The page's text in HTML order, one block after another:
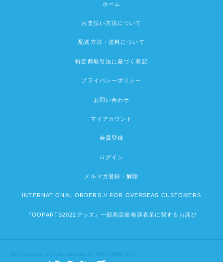
ホーム
お支払い方法について
配送方法・送料について
特定商取引法に基づく表記
プライバシーポリシー
お問い合わせ
マイアカウント
会員登録
ログイン
メルマガ登録・解除
INTERNATIONAL ORDERS // FOR OVERSEAS CUSTOMERS
『OOPARTS2022グッズ』一部商品価格誤表示に関するお詫び
All contents of this website © THISTIME Inc.